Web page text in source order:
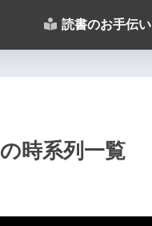
読書のお手伝い
時系列一覧